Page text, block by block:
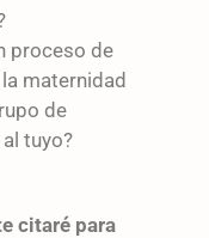
proceso de
maternidad
de
tuyo?
citaré para